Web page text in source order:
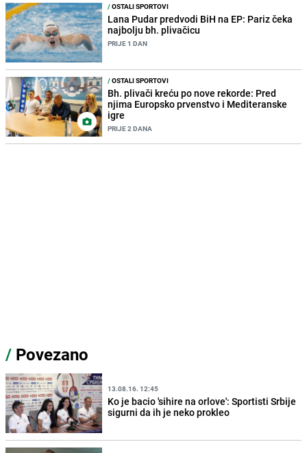
/OSTALI SPORTOVI
Lana Pudar predvodi BiH na EP: Pariz čeka
najbolju bh. plivačicu
PRIJE 1 DAN
/OSTALI SPORTOVI
Bh. plivači kreću po nove rekorde: Pred
njima Europsko prvenstvo i Mediteranske
igre
PRIJE 2 DANA
/ Povezano
13.08.16. 12:45
Ko je bacio 'sihire na orlove': Sportisti Srbije
sigurni da ih je neko prokleo